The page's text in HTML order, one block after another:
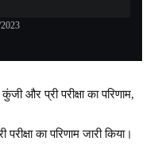
और प्री परीक्षा का परिणाम,
का परिणाम जारी किया।